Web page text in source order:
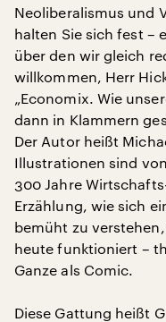
Neoliberalismus und
halten Sie sich fest –
über den wir gleich
willkommen, Herr
„Economix. Wie
dann in Klammern
Der Autor heißt
Illustrationen sind
300 Jahre
Erzählung, wie sich
bemüht zu
heute funktioniert –
Ganze als Comic.
Diese Gattung heißt